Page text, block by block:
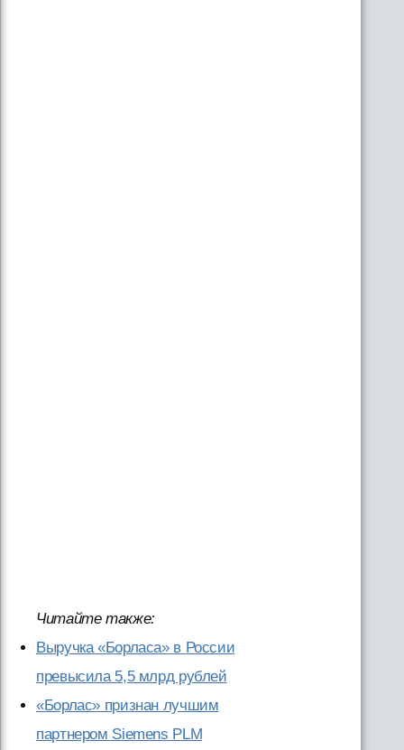
Читайте также:
Выручка «Борласа» в России
превысила 5,5 млрд рублей
«Борлас» признан лучшим
партнером Siemens PLM